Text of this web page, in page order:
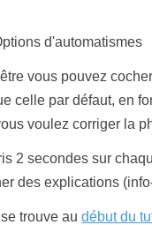
vous pouvez
celle par défaut, en
voulez corriger la
2 secondes sur
des explications
se trouve audébut du